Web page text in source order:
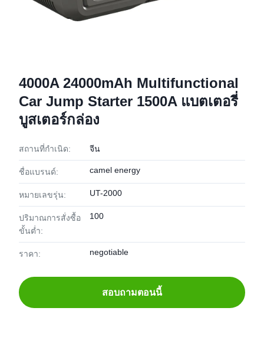
4000A 24000mAh Multifunctional
Car Jump Starter 1500A แบตเตอรี่
บูสเตอร์กล่อง
สถานที่กำเนิด: จีน
ชื่อแบรนด์: camel energy
หมายเลขรุ่น: UT-2000
ปริมาณการสั่งซื้อ
ขั้นต่ำ:
100
ราคา: negotiable
สอบถามตอนนี้